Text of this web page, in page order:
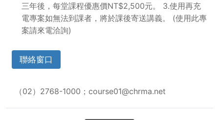
三年後，每堂課程優惠價NT$2,500元。 3.使用再充
電專案如無法到課者，將於課後寄送講義。 (使用此專
案請來電洽詢)
聯絡窗口
（02）2768-1000；course01@chrma.net